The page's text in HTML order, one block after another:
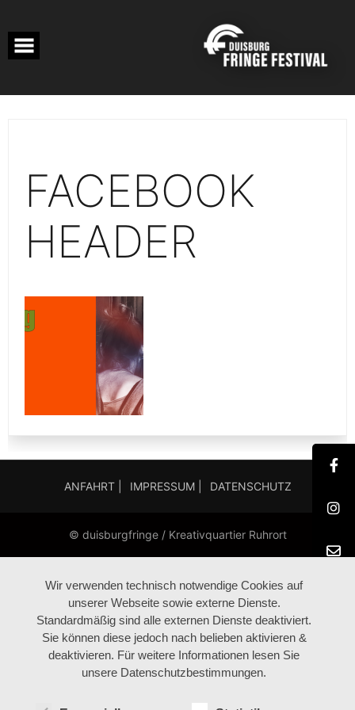
content
FACEBOOK
HEADER
ANFAHRT | IMPRESSUM | DATENSCHUTZ
© duisburgfringe / Kreativquartier Ruhrort
Wir verwenden technisch notwendige Cookies auf
unserer Webseite sowie externe Dienste.
Standardmäßig sind alle externen Dienste deaktiviert.
Sie können diese jedoch nach belieben aktivieren &
deaktivieren. Für weitere Informationen lesen Sie
unsere Datenschutzbestimmungen.